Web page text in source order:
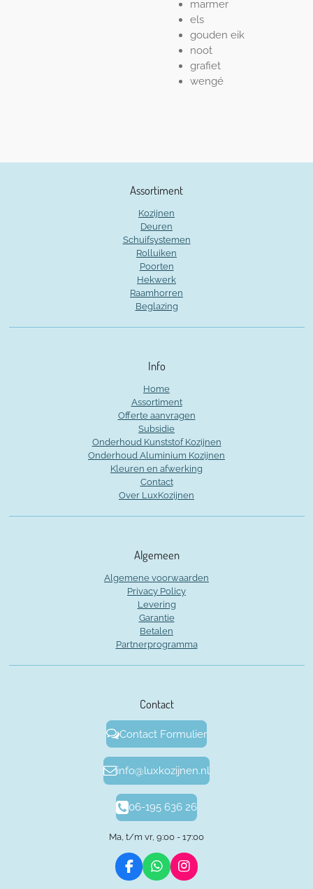
marmer
els
gouden eik
noot
grafiet
wengé
Assortiment
Kozijnen
Deuren
Schuifsystemen
Rolluiken
Poorten
Hekwerk
Raamhorren
Beglazing
Info
Home
Assortiment
Offerte aanvragen
Subsidie
Onderhoud Kunststof Kozijnen
Onderhoud Aluminium Kozijnen
Kleuren en afwerking
Contact
Over LuxKozijnen
Algemeen
Algemene voorwaarden
Privacy Policy
Levering
Garantie
Betalen
Partnerprogramma
Contact
Contact Formulier
info@luxkozijnen.nl
06-195 636 26
Ma, t/m vr, 9:00 - 17:00
F
a
W
h
I
n